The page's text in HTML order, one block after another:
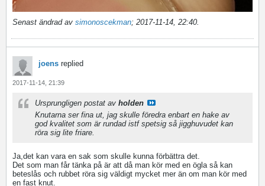
Senast ändrad av simonoscekman; 2017-11-14, 22:40.
joens replied
2017-11-14, 21:39
Ursprungligen postat av holden
Knutarna ser fina ut, jag skulle föredra enbart en hake av
god kvalitet som är rundad istf spetsig så jigghuvudet kan
röra sig lite friare.
Ja,det kan vara en sak som skulle kunna förbättra det.
Det som man får tänka på är att då man kör med en ögla så kan
beteslås och rubbet röra sig väldigt mycket mer än om man kör med
en fast knut.